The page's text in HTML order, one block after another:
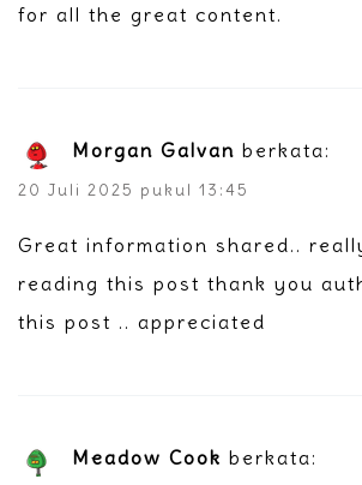
for all the great content.
Morgan Galvan berkata:
20 Juli 2025 pukul 13:45
Great information shared..
reading this post thank you
this post .. appreciated
Meadow Cook berkata: